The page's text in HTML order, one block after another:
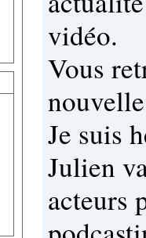
vidéo.
Vous
Je suis
Julien
acteurs